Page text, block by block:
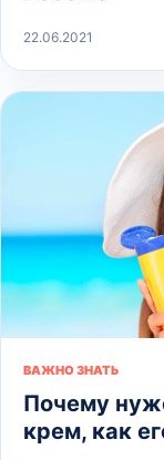
22.06.2021
ВАЖНО ЗНАТЬ
Почему
крем, как